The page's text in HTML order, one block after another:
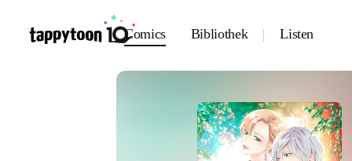
Comics Bibliothek Listen